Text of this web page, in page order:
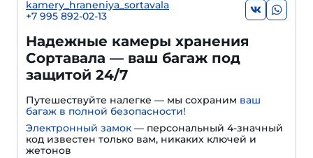
kamery_hraneniya_sortavala
+7 995 892-02-13
Надежные камеры хранения
Сортавала — ваш багаж под
защитой 24/7
Путешествуйте налегке — мы сохраним ваш
багаж в полной безопасности!
Электронный замок — персональный 4-значный
код известен только вам, никаких ключей и
жетонов